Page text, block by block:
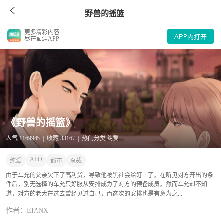
野兽的摇篮
更多精彩内容
尽在画涯APP
APP内打开
《野兽的摇篮》
人气 1169945 | 收藏 33167 | 热门分类 纯爱
纯爱 ABO 都市 总裁
由于车允的父亲欠下了高利贷，导致他被黑社会给盯上了。在听见对方开出的条
件后，别无选择的车允只好服从安排成为了对方的预备成员。然而车允却不知
道，对方的老大在过去曾经见过自己，而这次的安排也是有意为之...
作者：EIANX